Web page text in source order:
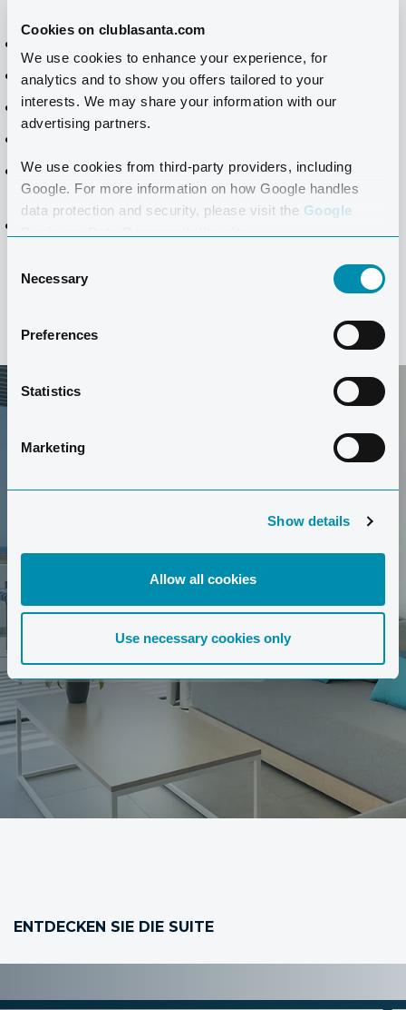
Cookies on clublasanta.com
We use cookies to enhance your experience, for
analytics and to show you offers tailored to your
interests. We may share your information with our
advertising partners.
We use cookies from third-party providers, including
Google. For more information on how Google handles
data protection and security, please visit the Google
Selection
Necessary
Preferences
Statistics
Marketing
Show details
Allow all cookies
Use necessary cookies only
Staubsauger und Besen
Wäscheständer
Reinigung Montag–Freitag – Geschirr nicht
inbegriffen
MACHEN SIE EINE TOUR
ENTDECKEN SIE DIE SUITE